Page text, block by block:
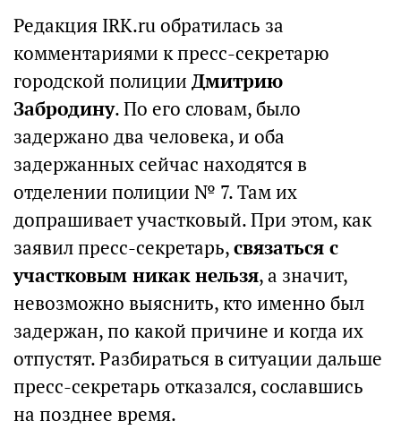
Редакция IRK.ru обратилась за
комментариями к пресс-секретарю
городской полиции Дмитрию
Забродину. По его словам, было
задержано два человека, и оба
задержанных сейчас находятся в
отделении полиции № 7. Там их
допрашивает участковый. При этом, как
заявил пресс-секретарь,связаться с
участковым никак нельзя, а значит,
невозможно выяснить, кто именно был
задержан, по какой причине и когда их
отпустят. Разбираться в ситуации дальше
пресс-секретарь отказался, сославшись
на позднее время.